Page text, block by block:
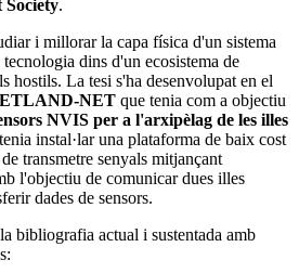
Society.
i millorar la capa física d'un sistema
dins d'un ecosistema de
hostils. La tesi s'ha desenvolupat en el
NET que tenia com a objectiu
NVIS per a l'arxipèlag de les illes
instal·lar una plataforma de baix cost
transmetre senyals mitjançant
l'objectiu de comunicar dues illes
dades de sensors.
bibliografia actual i sustentada amb